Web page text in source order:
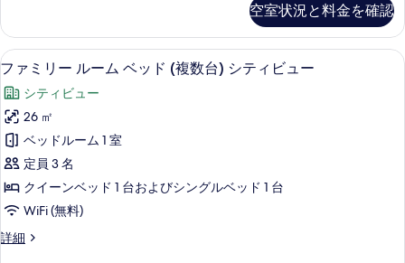
る
エ
グ
ゼ
ク
テ
ィ
ブ
フ
ロ
ア
ビ
ュ
ー
エ
グ
ゼ
ク
テ
ブ
フ
ロ
ア
の
ー
ン
ベ
ッ
ド
台
リ
バ
ー
ア
ル
ー
ク
イ
ー
ン
ベ
ッ
ド
リ
空室状況と料金を確認
フ
ァ
ミ
リ
ー
ル
ー
ム
ベ
セーフティボックス (室内)、デスク
6
ファミリー ルーム ベッド (複数台) シティビュー
シティビュー
26 ㎡
ベッドルーム 1 室
定員 3 名
クイーンベッド 1 台およびシングルベッド 1 台
WiFi (無料)
詳細
フ